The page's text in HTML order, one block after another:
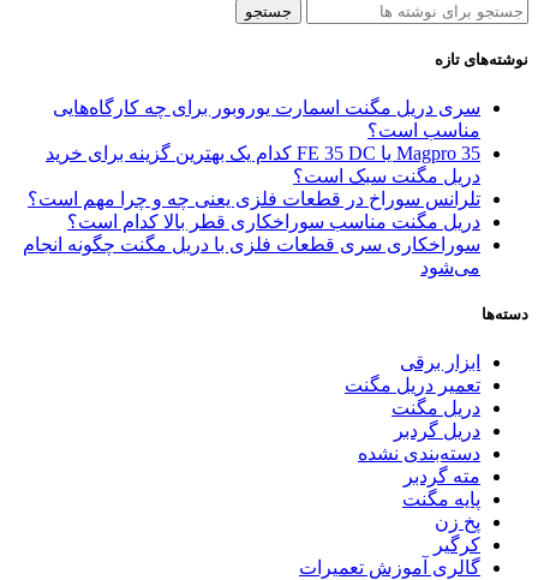
جستجو
نوشته‌های تازه
سری دریل مگنت اسمارت یوروبور برای چه کارگاه‌هایی
مناسب است؟
Magpro 35 یا FE 35 DC کدام‌ یک بهترین گزینه برای خرید
دریل مگنت سبک است؟
تلرانس سوراخ در قطعات فلزی یعنی چه و چرا مهم است؟
دریل مگنت مناسب سوراخکاری قطر بالا کدام است؟
سوراخکاری سری قطعات فلزی با دریل مگنت چگونه انجام
می‌شود
دسته‌ها
ابزار برقی
تعمیر دریل مگنت
دریل مگنت
دریل گردبر
دسته‌بندی نشده
مته گردبر
پایه مگنت
پخ زن
کرگیر
گالری آموزش تعمیرات